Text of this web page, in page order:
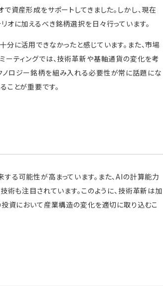
資産形成をサポートしてきました。しかし、現在
オに加えるべき銘柄選択を日々行っています。
に活用できなかったと感じています。また、市場
ーティングでは、技術革新や基軸通貨の変化を考
ノロジー銘柄を組み入れる必要性が常に話題にな
ことが重要です。
る可能性が高まっています。また、AIの計算能力
術も注目されています。このように、技術革新は加
投資において産業構造の変化を適切に取り込むこ